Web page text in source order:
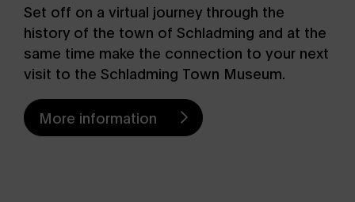
Set off on a virtual journey through the
history of the town of Schladming and at the
same time make the connection to your next
visit to the Schladming Town Museum.
More information